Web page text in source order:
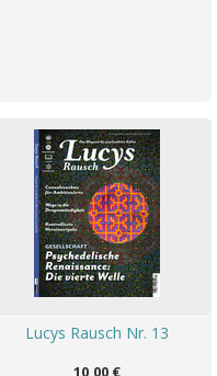
Lucys Rausch Nr. 13
10,00 €